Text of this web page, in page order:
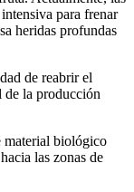
para frenar
heridas profundas
de reabrir el
de la producción
material biológico
hacia las zonas de